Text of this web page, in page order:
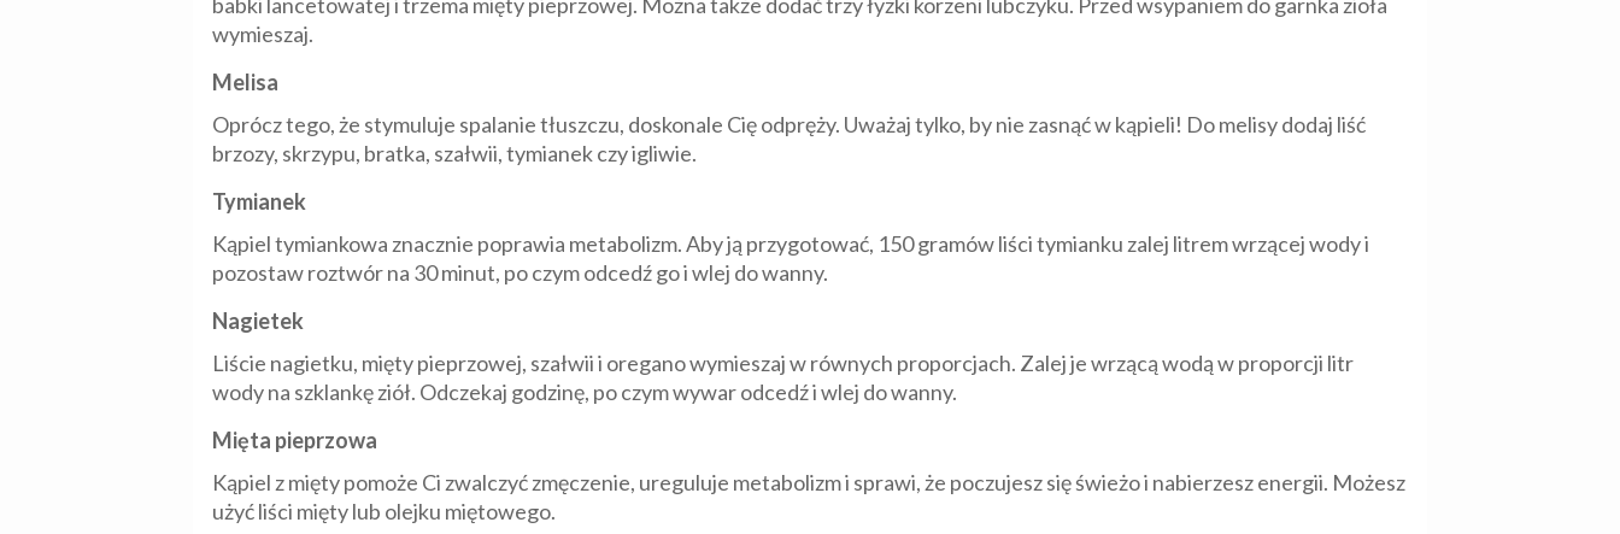
wymieszaj.
Melisa
Oprócz tego, że stymuluje spalanie tłuszczu, doskonale Cię odpręży. Uważaj tylko, by nie zasnąć w kąpieli! Do melisy dodaj liść
brzozy, skrzypu, bratka, szałwii, tymianek czy igliwie.
Tymianek
Kąpiel tymiankowa znacznie poprawia metabolizm. Aby ją przygotować, 150 gramów liści tymianku zalej litrem wrzącej wody i
pozostaw roztwór na 30 minut, po czym odcedź go i wlej do wanny.
Nagietek
Liście nagietku, mięty pieprzowej, szałwii i oregano wymieszaj w równych proporcjach. Zalej je wrzącą wodą w proporcji litr
wody na szklankę ziół. Odczekaj godzinę, po czym wywar odcedź i wlej do wanny.
Mięta pieprzowa
Kąpiel z mięty pomoże Ci zwalczyć zmęczenie, ureguluje metabolizm i sprawi, że poczujesz się świeżo i nabierzesz energii. Możesz
użyć liści mięty lub olejku miętowego.